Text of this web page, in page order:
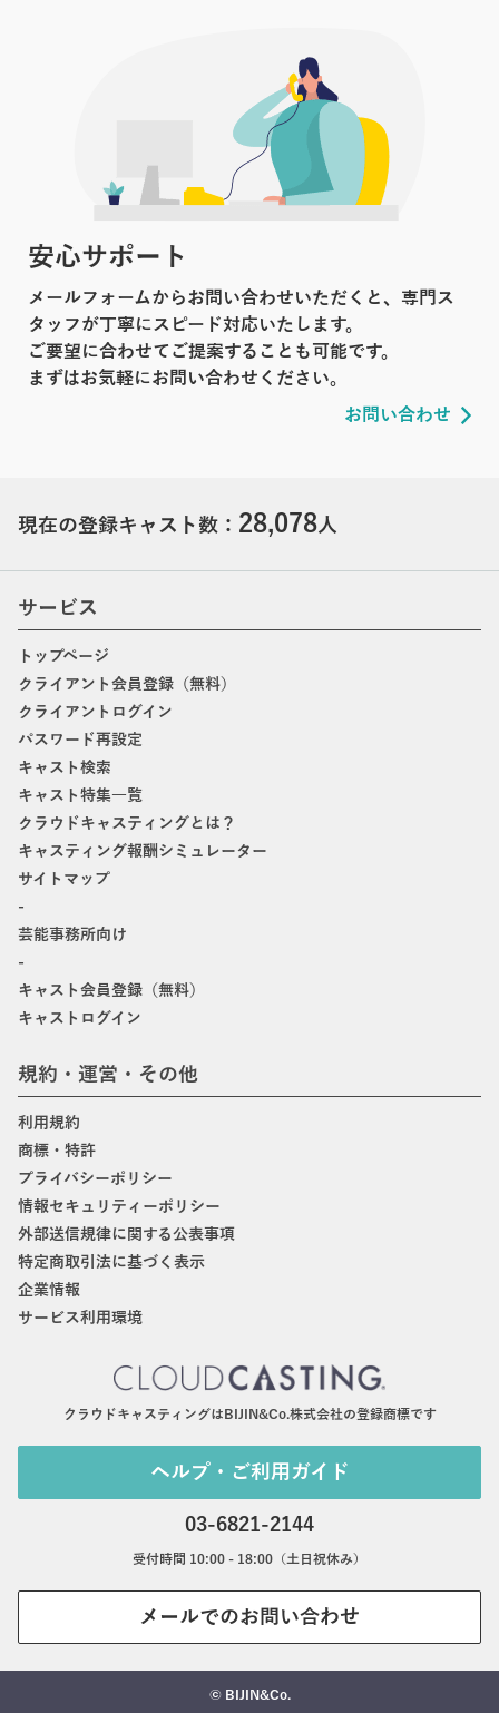
安心サポート
メールフォームからお問い合わせいただくと、専門ス
タッフが丁寧にスピード対応いたします。
ご要望に合わせてご提案することも可能です。
まずはお気軽にお問い合わせください。
お問い合わせ
現在の登録キャスト数： 28,078人
サービス
トップページ
クライアント会員登録（無料）
クライアントログイン
パスワード再設定
キャスト検索
キャスト特集一覧
クラウドキャスティングとは？
キャスティング報酬シミュレーター
サイトマップ
-
芸能事務所向け
-
キャスト会員登録（無料）
キャストログイン
規約・運営・その他
利用規約
商標・特許
プライバシーポリシー
情報セキュリティーポリシー
外部送信規律に関する公表事項
特定商取引法に基づく表示
企業情報
サービス利用環境
クラウドキャスティングはBIJIN&Co.株式会社の登録商標です
ヘルプ・ご利用ガイド
03-6821-2144
受付時間 10:00 - 18:00（土日祝休み）
メールでのお問い合わせ
© BIJIN&Co.